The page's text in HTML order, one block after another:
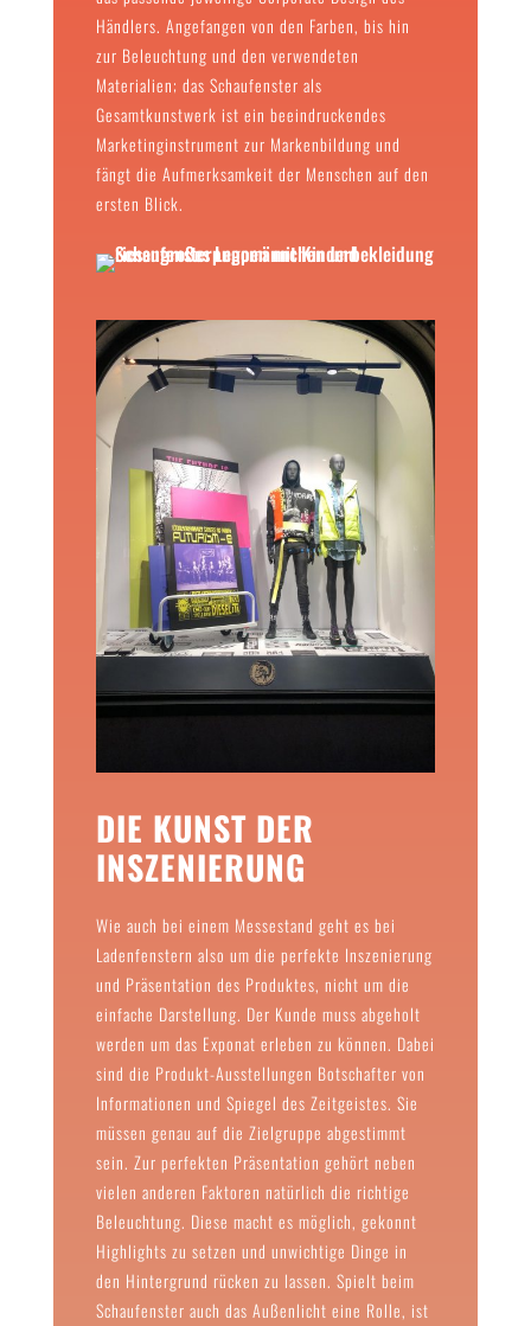
Händlers. Angefangen von den Farben, bis hin
zur Beleuchtung und den verwendeten
Materialien; das Schaufenster als
Gesamtkunstwerk ist ein beeindruckendes
Marketinginstrument zur Markenbildung und
fängt die Aufmerksamkeit der Menschen auf den
ersten Blick.
DIE KUNST DER
INSZENIERUNG
Wie auch bei einem Messestand geht es bei
Ladenfenstern also um die perfekte Inszenierung
und Präsentation des Produktes, nicht um die
einfache Darstellung. Der Kunde muss abgeholt
werden um das Exponat erleben zu können. Dabei
sind die Produkt-Ausstellungen Botschafter von
Informationen und Spiegel des Zeitgeistes. Sie
müssen genau auf die Zielgruppe abgestimmt
sein. Zur perfekten Präsentation gehört neben
vielen anderen Faktoren natürlich die richtige
Beleuchtung. Diese macht es möglich, gekonnt
Highlights zu setzen und unwichtige Dinge in
den Hintergrund rücken zu lassen. Spielt beim
Schaufenster auch das Außenlicht eine Rolle, ist